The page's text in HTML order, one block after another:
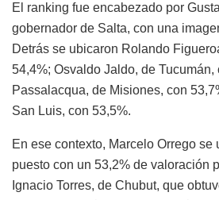
El ranking fue encabezado por
gobernador de Salta, con una
Detrás se ubicaron Rolando
54,4%; Osvaldo Jaldo, de Tucumán,
Passalacqua, de Misiones, con
San Luis, con 53,5%.
En ese contexto, Marcelo Orrego se
puesto con un 53,2% de valoración
Ignacio Torres, de Chubut, que